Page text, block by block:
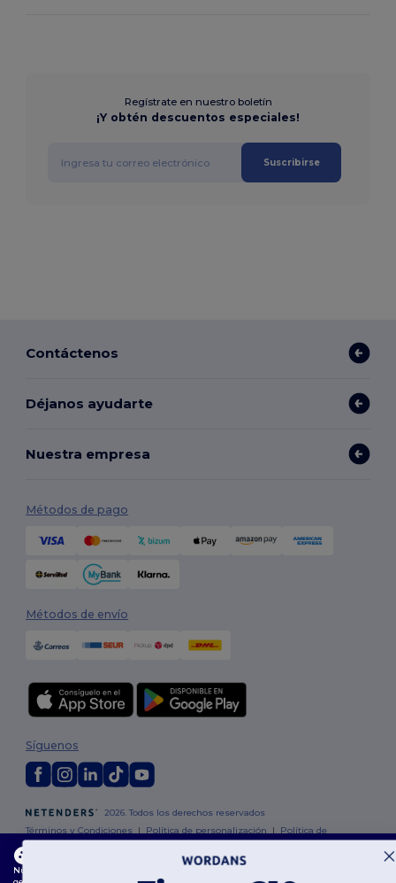
Regístrate en nuestro boletín
¡Y obtén descuentos especiales!
Suscribirse
Contáctenos
Déjanos ayudarte
Nuestra empresa
Métodos de pago
Métodos de envío
2026. Todos los derechos reservados
Términos y Condiciones | Política de personalización | Política de
Privacidad|Política de Cookies|Mapa del sitio
Síguenos
Este sitio web utiliza cookies
Nuestro sitio web utiliza cookies propias y de terceros para mejorar la funcionalidad